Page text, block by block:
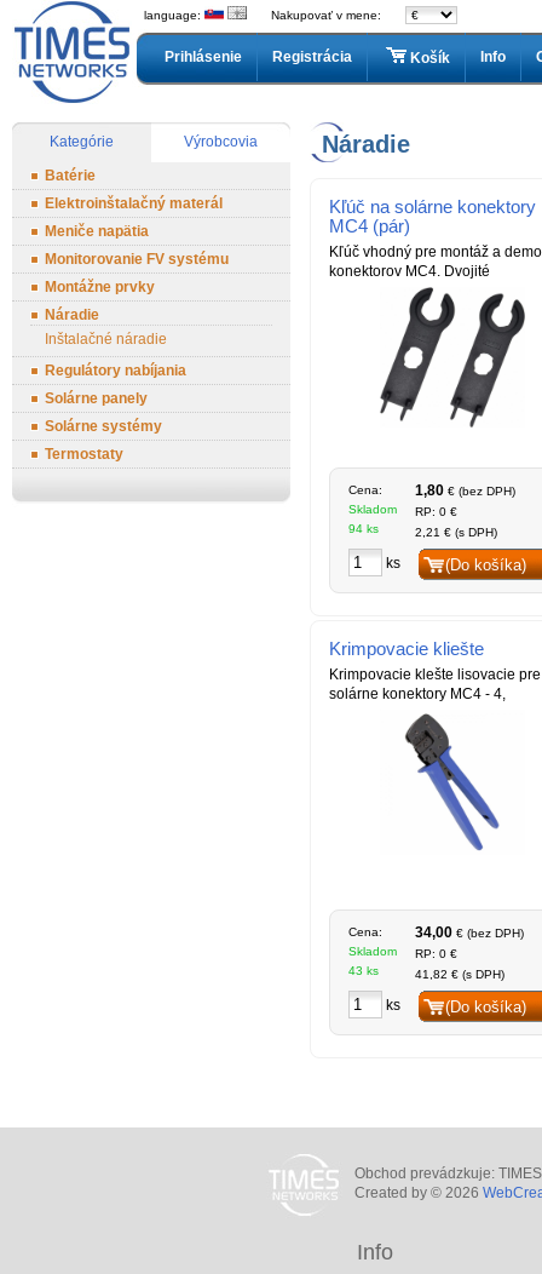
language: Nakupovať v mene:
Prihlásenie Registrácia Košík Info
Kategórie
Výrobcovia
Batérie
Elektroinštalačný materál
Meniče napätia
Monitorovanie FV systému
Montážne prvky
Náradie
Inštalačné náradie
Regulátory nabíjania
Solárne panely
Solárne systémy
Termostaty
Náradie
Kľúč na solárne konektory
MC4 (pár)
Kľúč vhodný pre montáž a
konektorov MC4. Dvojité
Cena:
Skladom
94 ks
1,80 € (bez DPH)
RP: 0 €
2,21 € (s DPH)
ks (Do košíka)
Krimpovacie kliešte
Krimpovacie klešte lisovacie pre
solárne konektory MC4 - 4,
Cena:
Skladom
43 ks
34,00 € (bez DPH)
RP: 0 €
41,82 € (s DPH)
ks (Do košíka)
Obchod prevádzkuje:
Created by © 2026
Info